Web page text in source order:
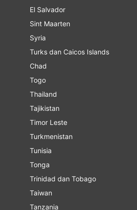
El Salvador
Sint Maarten
Syria
Turks dan Caicos Islands
Chad
Togo
Thailand
Tajikistan
Timor Leste
Turkmenistan
Tunisia
Tonga
Trinidad dan Tobago
Taiwan
Tanzania